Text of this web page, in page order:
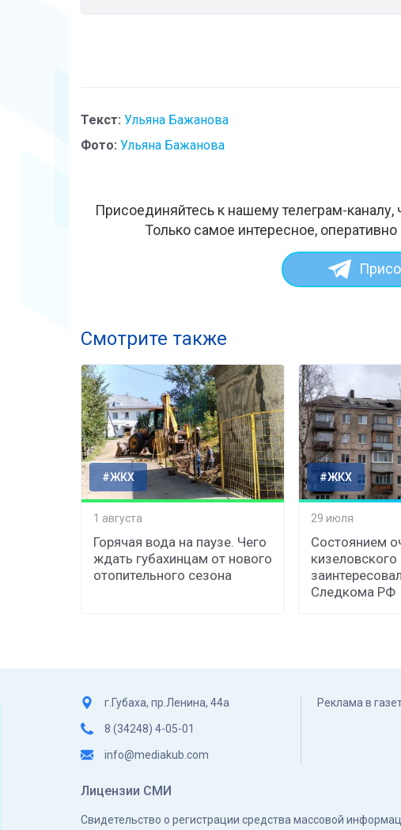
Текст: Ульяна Бажанова
Фото: Ульяна Бажанова
Присоединяйтесь к нашему телеграм-
Только самое интересное,
Смотрите также
#ЖКХ
1 августа
Горячая вода на паузе. Чего
ждать губахинцам от нового
отопительного сезона
#ЖКХ
29 июля
Состоянием
Следкома РФ
г.Губаха, пр.Ленина, 44а
8 (34248) 4-05-01
info@mediakub.com
Реклама в
Лицензии СМИ
Свидетельство о регистрации средства массовой